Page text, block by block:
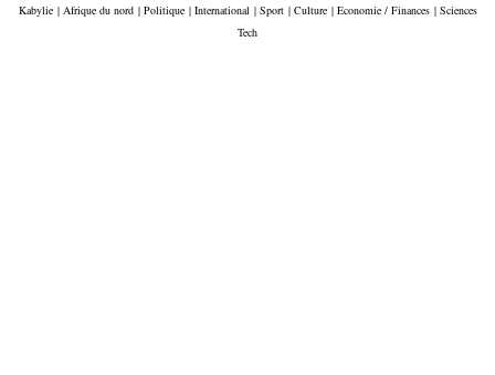
Kabylie | Afrique du nord | Politique | International | Sport | Culture | Economie / Finances | Sciences
Tech